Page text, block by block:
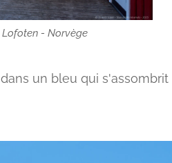
- Norvège
un bleu qui